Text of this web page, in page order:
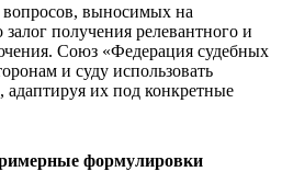
выносимых на
залог получения релевантного и
Союз «Федерация судебных
и суду использовать
их под конкретные
формулировки